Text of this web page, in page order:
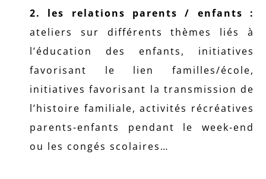
2. les relations parents / enfants :
ateliers sur différents thèmes liés à
l’éducation des enfants, initiatives
favorisant le lien familles/école,
initiatives favorisant la transmission de
l’histoire familiale, activités récréatives
parents-enfants pendant le week-end
ou les congés scolaires…